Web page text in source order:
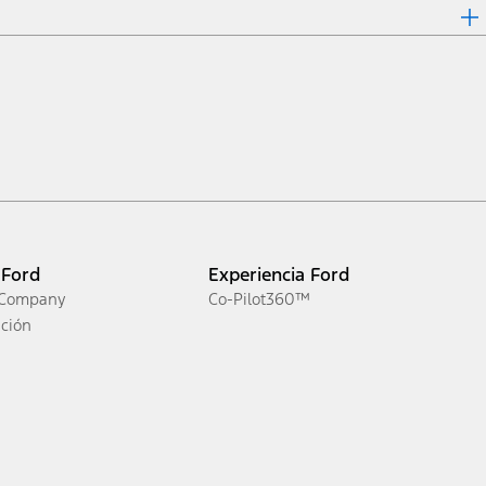
Experiencia Ford
Co-Pilot360™